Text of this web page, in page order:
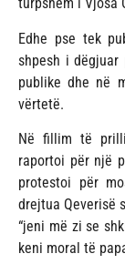
Edhe pse tek
shpesh i dëgjuar
publike dhe në
vërtetë.
Në fillim të
raportoi për një
protestoi për
drejtua Qeverisë
“jeni më zi se
keni moral të